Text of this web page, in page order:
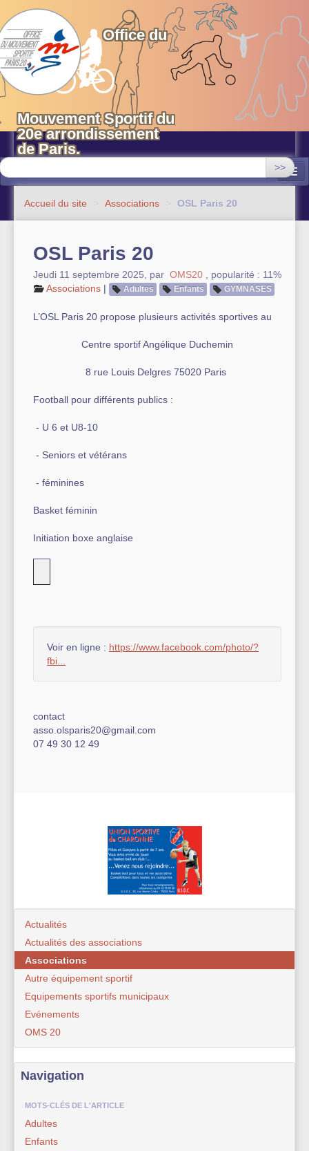
OMS 20 Paris
Office du
Mouvement Sportif du
20e arrondissement
de Paris.
>>
Equipements sportifs municipaux
OMS 20
Evénements
Accueil du site > Associations > OSL Paris 20
OSL Paris 20
Jeudi 11 septembre 2025 par OMS20
popularité : 11%
Associations | Adultes Enfants GYMNASES
L’OSL Paris 20 propose plusieurs activités sportives au
Centre sportif Angélique Duchemin
8 rue Louis Delgres 75020 Paris
Football pour différents publics :
- U 6 et U8-10
- Seniors et vétérans
- féminines
Basket féminin
Initiation boxe anglaise
Voir en ligne : https://www.facebook.com/photo/?
fbi...
contact
asso.olsparis20@gmail.com
07 49 30 12 49
Actualités
Actualités des associations
Associations
Autre équipement sportif
Equipements sportifs municipaux
Evénements
OMS 20
Navigation
MOTS-CLÉS DE L'ARTICLE
Adultes
Enfants